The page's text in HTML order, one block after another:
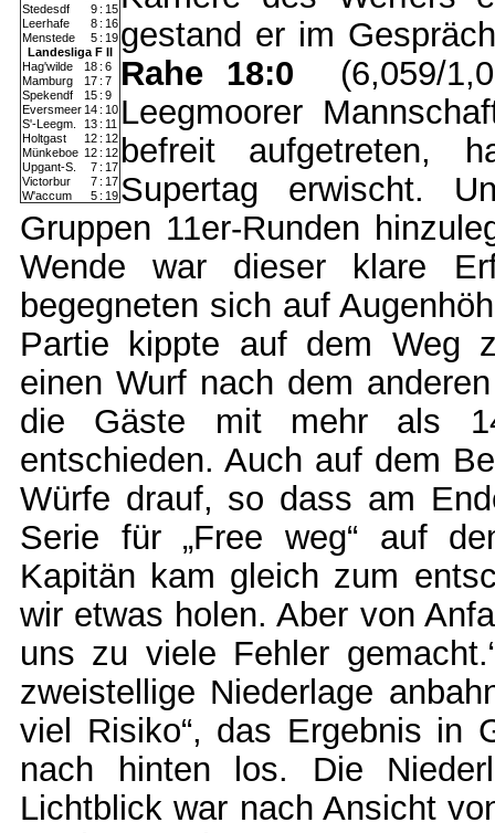
Stedesdf
9 : 15
Leerhafe
8 : 16
Menstede
5 : 19
Landesliga F II
Hag'wilde
18 : 6
Mamburg
17 : 7
Spekendf
15 : 9
Eversmeer 14 : 10
S'-Leegm.
13 : 11
Holtgast
12 : 12
Münkeboe 12 : 12
Upgant-S.
7 : 17
Victorbur
7 : 17
W'accum
5 : 19
gestand er im
Rahe 18:0 (6,059/
Leegmoorer
befreit aufgetreten,
Supertag erwischt.
Gruppen 11er-Runden
Wende war dieser klare
begegneten sich auf
Partie kippte auf dem Weg
einen Wurf nach dem
die Gäste mit mehr als
entschieden. Auch auf dem
Würfe drauf, so dass am
Serie für „Free weg“ auf
Kapitän kam gleich zum
wir etwas holen. Aber von
uns zu viele Fehler
zweistellige Niederlage
viel Risiko“, das Ergebnis in
nach hinten los. Die
Lichtblick war nach Ansicht